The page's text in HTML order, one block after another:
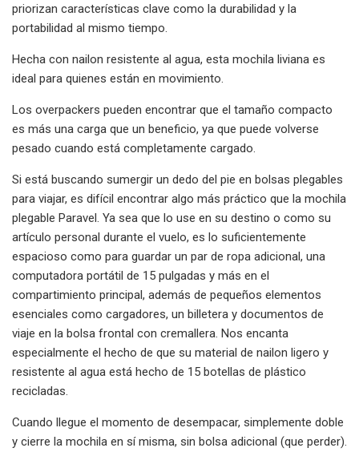
priorizan características clave como la durabilidad y la
portabilidad al mismo tiempo.
Hecha con nailon resistente al agua, esta mochila liviana es
ideal para quienes están en movimiento.
Los overpackers pueden encontrar que el tamaño compacto
es más una carga que un beneficio, ya que puede volverse
pesado cuando está completamente cargado.
Si está buscando sumergir un dedo del pie en bolsas plegables
para viajar, es difícil encontrar algo más práctico que la mochila
plegable Paravel. Ya sea que lo use en su destino o como su
artículo personal durante el vuelo, es lo suficientemente
espacioso como para guardar un par de ropa adicional, una
computadora portátil de 15 pulgadas y más en el
compartimiento principal, además de pequeños elementos
esenciales como cargadores, un billetera y documentos de
viaje en la bolsa frontal con cremallera. Nos encanta
especialmente el hecho de que su material de nailon ligero y
resistente al agua está hecho de 15 botellas de plástico
recicladas.
Cuando llegue el momento de desempacar, simplemente doble
y cierre la mochila en sí misma, sin bolsa adicional (que perder).